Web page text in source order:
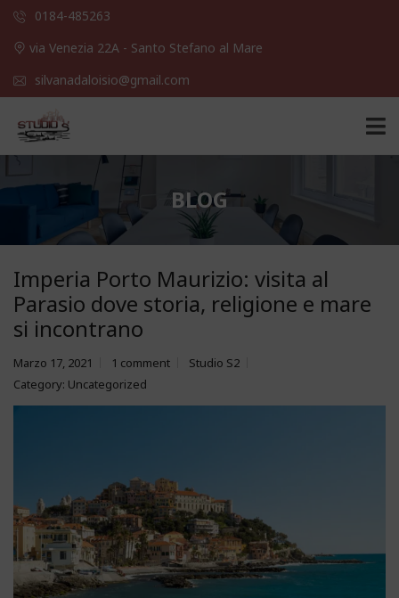
0184-485263
via Venezia 22A - Santo Stefano al Mare
silvanadaloisio@gmail.com
BLOG
Imperia Porto Maurizio: visita al
Parasio dove storia, religione e mare
si incontrano
Marzo 17, 2021 1 comment
Studio S2
Category: Uncategorized